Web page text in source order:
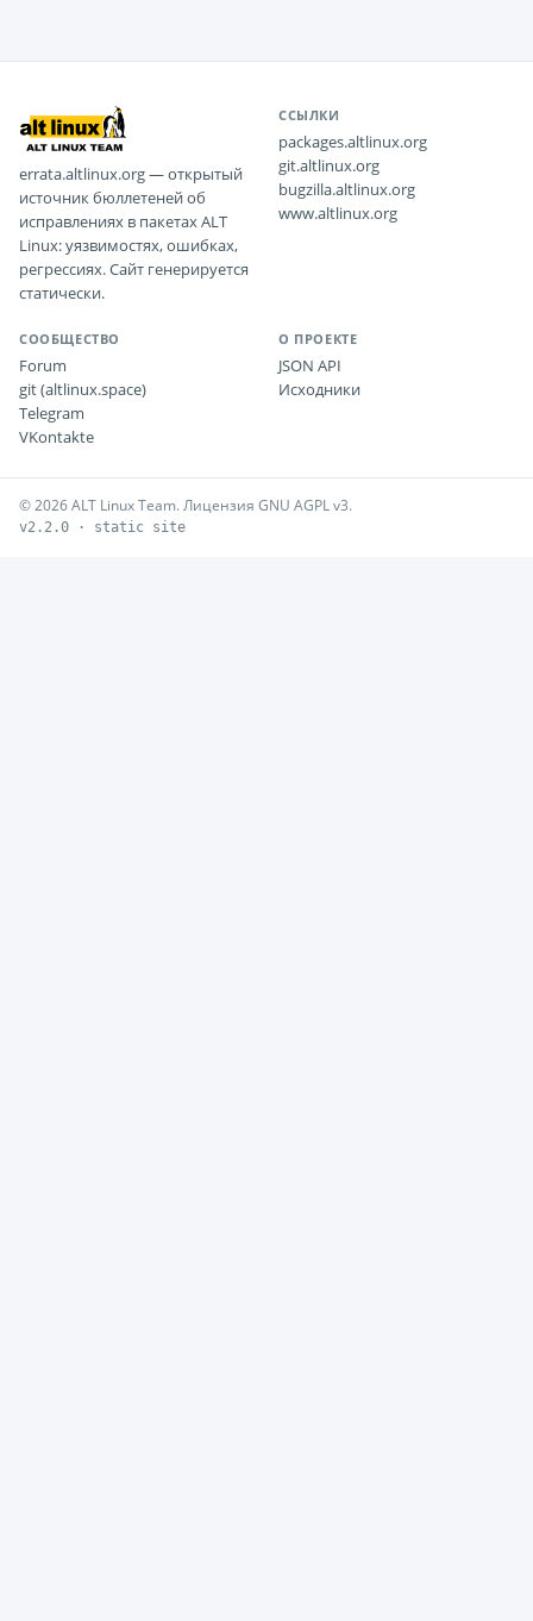
errata.altlinux.org — открытый
источник бюллетеней об
исправлениях в пакетах ALT
Linux: уязвимостях, ошибках,
регрессиях. Сайт генерируется
статически.
ССЫЛКИ
packages.altlinux.org
git.altlinux.org
bugzilla.altlinux.org
www.altlinux.org
СООБЩЕСТВО
Forum
git (altlinux.space)
Telegram
VKontakte
О ПРОЕКТЕ
JSON API
Исходники
© 2026 ALT Linux Team. Лицензия GNU AGPL v3.
v2.2.0 · static site